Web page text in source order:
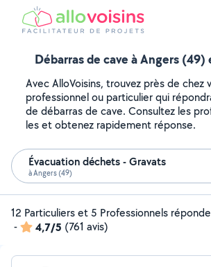
Débarras de cave à Angers
Avec AlloVoisins, trouvez près de chez
professionnel ou particulier qui
de débarras de cave. Consultez les
les et obtenez rapidement réponse.
Évacuation déchets - Gravats
à Angers (49)
12 Particuliers et 5 Professionnels
-
4,7/5 (761 avis)